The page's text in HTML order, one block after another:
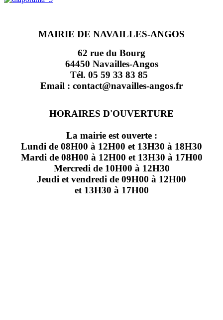
MAIRIE DE NAVAILLES-ANGOS
62 rue du Bourg
64450 Navailles-Angos
Tél. 05 59 33 83 85
Email : contact@navailles-angos.fr
HORAIRES D'OUVERTURE
La mairie est ouverte :
Lundi de 08H00 à 12H00 et 13H30 à 18H30
Mardi de 08H00 à 12H00 et 13H30 à 17H00
Mercredi de 10H00 à 12H30
Jeudi et vendredi de 09H00 à 12H00
et 13H30 à 17H00